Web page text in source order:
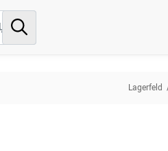
Lagerfeld